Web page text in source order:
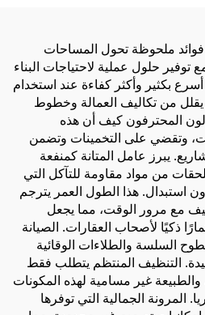
ملحوظة تحول المساحات
توفير حلول عملية لاحتياجات البناء
بكثير وأكثر كفاءة عند استخدام
يقلل من تكاليف العمالة وخطوط
المحترفون كيف أن هذه
وتقضي على التخمينات وتضمن
يبرز عامل المتانة كمنفعة
من مواد مقاومة للتآكل التي
استبدال. هذا الطول العمر يترجم
مع مرور الوقت، مما يجعل
ذكيًا لأصحاب العقارات. الصيانة
السلسة والطلاءات الوقائية
التنظيف المنتظم يتطلب فقط
والطبيعة غير مسامية لهذه المكونات
المرونة الجمالية التي توفرها